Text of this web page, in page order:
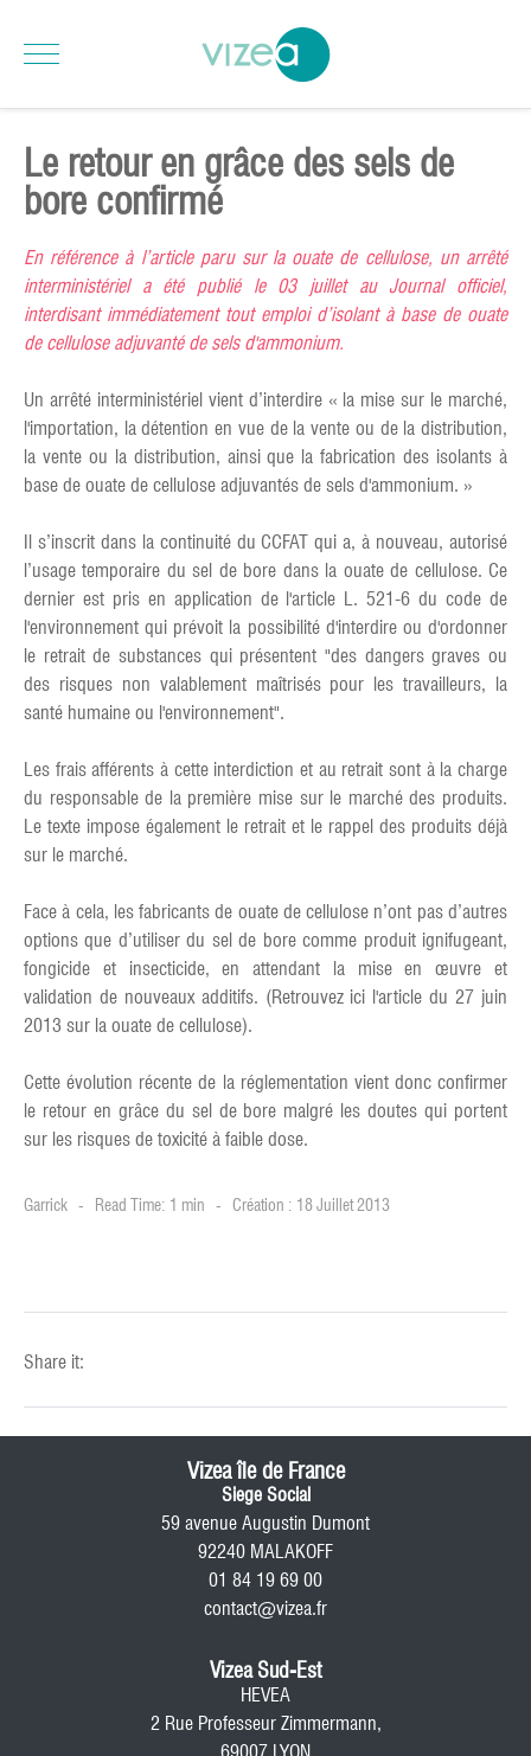
Le retour en grâce des sels de
bore confirmé
En référence à l’article paru sur la ouate de cellulose, un arrêté
interministériel a été publié le 03 juillet au Journal officiel,
interdisant immédiatement tout emploi d’isolant à base de ouate
de cellulose adjuvanté de sels d'ammonium.
Un arrêté interministériel vient d’interdire « la mise sur le marché,
l'importation, la détention en vue de la vente ou de la distribution,
la vente ou la distribution, ainsi que la fabrication des isolants à
base de ouate de cellulose adjuvantés de sels d'ammonium. »
Il s’inscrit dans la continuité du CCFAT qui a, à nouveau, autorisé
l’usage temporaire du sel de bore dans la ouate de cellulose. Ce
dernier est pris en application de l'article L. 521-6 du code de
l'environnement qui prévoit la possibilité d'interdire ou d'ordonner
le retrait de substances qui présentent "des dangers graves ou
des risques non valablement maîtrisés pour les travailleurs, la
santé humaine ou l'environnement".
Les frais afférents à cette interdiction et au retrait sont à la charge
du responsable de la première mise sur le marché des produits.
Le texte impose également le retrait et le rappel des produits déjà
sur le marché.
Face à cela, les fabricants de ouate de cellulose n’ont pas d’autres
options que d’utiliser du sel de bore comme produit ignifugeant,
fongicide et insecticide, en attendant la mise en œuvre et
validation de nouveaux additifs. (Retrouvez ici l'article du 27 juin
2013 sur la ouate de cellulose).
Cette évolution récente de la réglementation vient donc confirmer
le retour en grâce du sel de bore malgré les doutes qui portent
sur les risques de toxicité à faible dose.
Garrick Read Time: 1 min Création : 18 Juillet 2013
Share it:
Vizea île de France
Siege Social
59 avenue Augustin Dumont
92240 MALAKOFF
01 84 19 69 00
contact@vizea.fr
Vizea Sud-Est
HEVEA
2 Rue Professeur Zimmermann,